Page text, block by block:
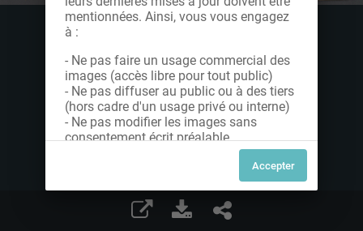
mentionnées. Ainsi, vous vous engagez
à :
- Ne pas faire un usage commercial des
images (accès libre pour tout public)
- Ne pas diffuser au public ou à des tiers
(hors cadre d'un usage privé ou interne)
- Ne pas modifier les images sans
consentement écrit préalable
Dans le cas contraire, nous vous invitons
à nous contacter afin de solliciter le type
de Licence souhaitée parmi celles
proposées et le cas échéant, acquitter